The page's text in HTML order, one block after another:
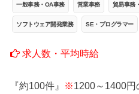
一般事務・OA事務 営業事務 貿易事務
ソフトウェア開発業務 SE・プログラマー
求人数・平均時給
『約100件』 ※1200～1400円